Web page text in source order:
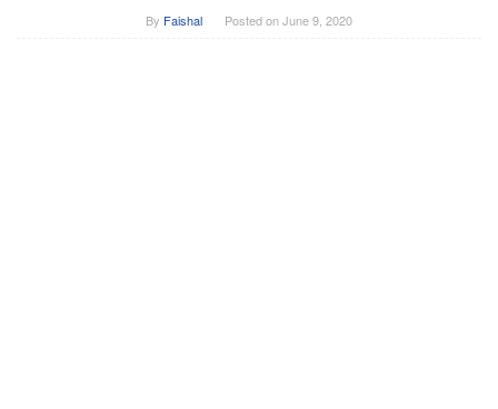
By Faishal Posted onJune 9, 2020